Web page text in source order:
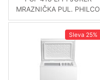
MRAZNIČKA PUL. PHILCO
Sleva 25%